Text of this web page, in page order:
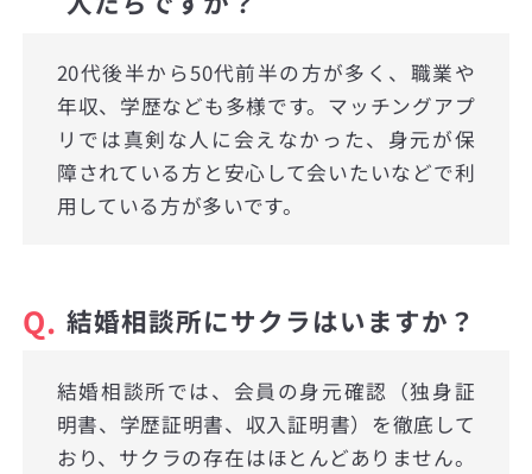
20代後半から50代前半の方が多く、職業や
年収、学歴なども多様です。マッチングアプ
リでは真剣な人に会えなかった、身元が保
障されている方と安心して会いたいなどで利
用している方が多いです。
Q. 結婚相談所にサクラはいますか？
結婚相談所では、会員の身元確認（独身証
明書、学歴証明書、収入証明書）を徹底して
おり、サクラの存在はほとんどありません。